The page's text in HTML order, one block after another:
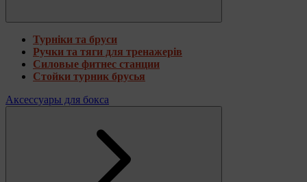
Турніки та бруси
Ручки та тяги для тренажерів
Силовые фитнес станции
Стойки турник брусья
Аксессуары для бокса